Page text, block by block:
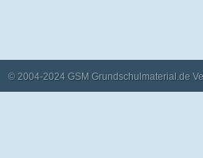
© 2004-2024 GSM Grundschulmaterial.de